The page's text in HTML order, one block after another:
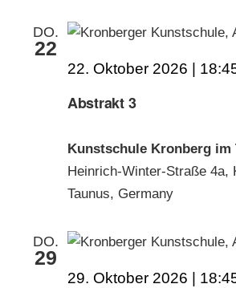
DO.
22
Abstrakt 3
22. Oktober 2026 |
Kunstschule Kronberg im
Heinrich-Winter-Straße 4a,
Taunus, Germany
DO.
29
29. Oktober 2026 |